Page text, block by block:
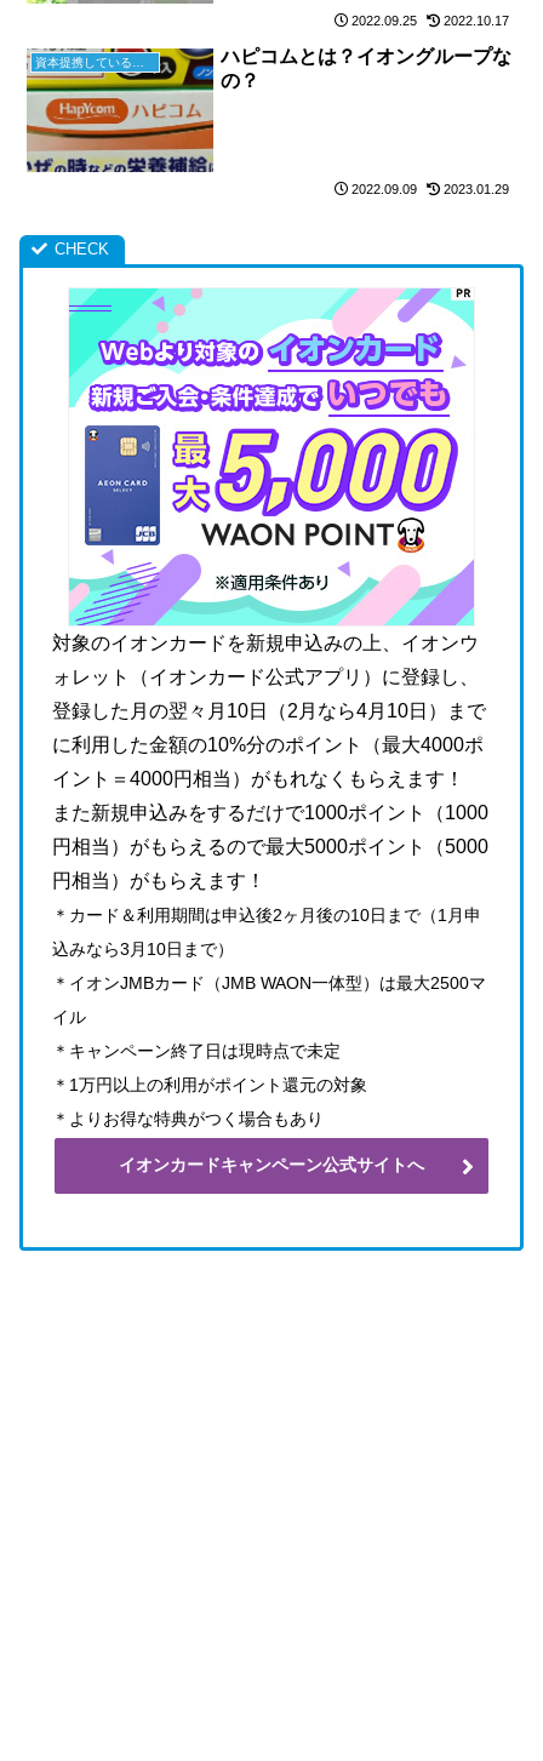
2022.09.25 2022.10.17
ハピコムとは？イオングループな
の？
2022.09.09 2023.01.29
対象のイオンカードを新規申込みの上、イオンウ
ォレット（イオンカード公式アプリ）に登録し、
登録した月の翌々月10日（2月なら4月10日）まで
に利用した金額の10%分のポイント（最大4000ポ
イント＝4000円相当）がもれなくもらえます！
また新規申込みをするだけで1000ポイント（1000
円相当）がもらえるので最大5000ポイント（5000
円相当）がもらえます！
＊カード＆利用期間は申込後2ヶ月後の10日まで（1月申
込みなら3月10日まで）
＊イオンJMBカード（JMB WAON一体型）は最大2500マ
イル
＊キャンペーン終了日は現時点で未定
＊1万円以上の利用がポイント還元の対象
＊よりお得な特典がつく場合もあり
イオンカードキャンペーン公式サイトへ